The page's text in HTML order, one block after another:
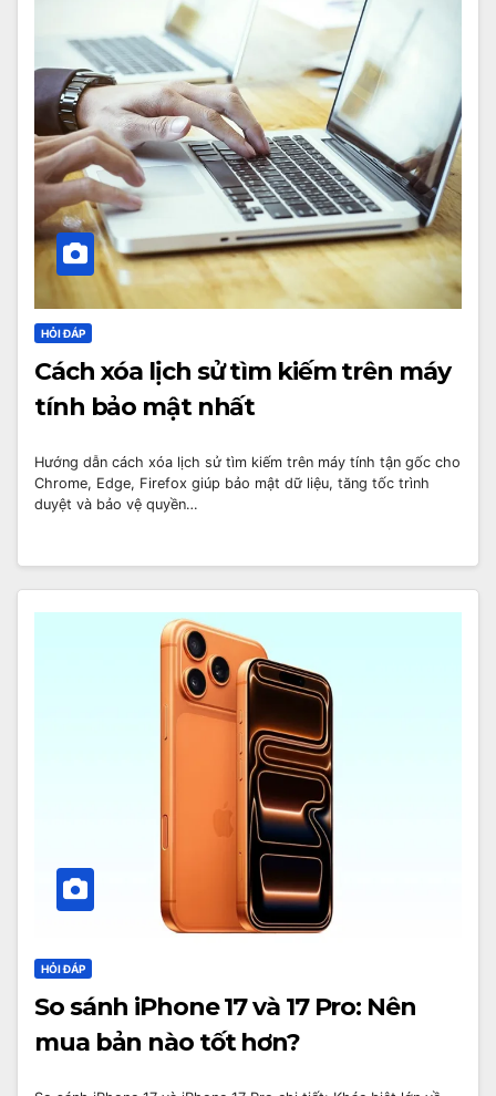
HỎI ĐÁP
Cách xóa lịch sử tìm kiếm trên máy
tính bảo mật nhất
Hướng dẫn cách xóa lịch sử tìm kiếm trên máy tính tận gốc cho
Chrome, Edge, Firefox giúp bảo mật dữ liệu, tăng tốc trình
duyệt và bảo vệ quyền…
HỎI ĐÁP
So sánh iPhone 17 và 17 Pro: Nên
mua bản nào tốt hơn?